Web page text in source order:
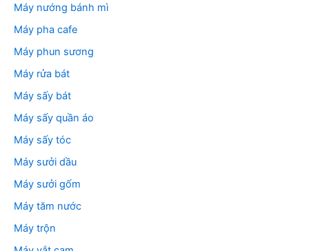
Máy nướng bánh mì
Máy pha cafe
Máy phun sương
Máy rửa bát
Máy sấy bát
Máy sấy quần áo
Máy sấy tóc
Máy sưởi dầu
Máy sưởi gốm
Máy tăm nước
Máy trộn